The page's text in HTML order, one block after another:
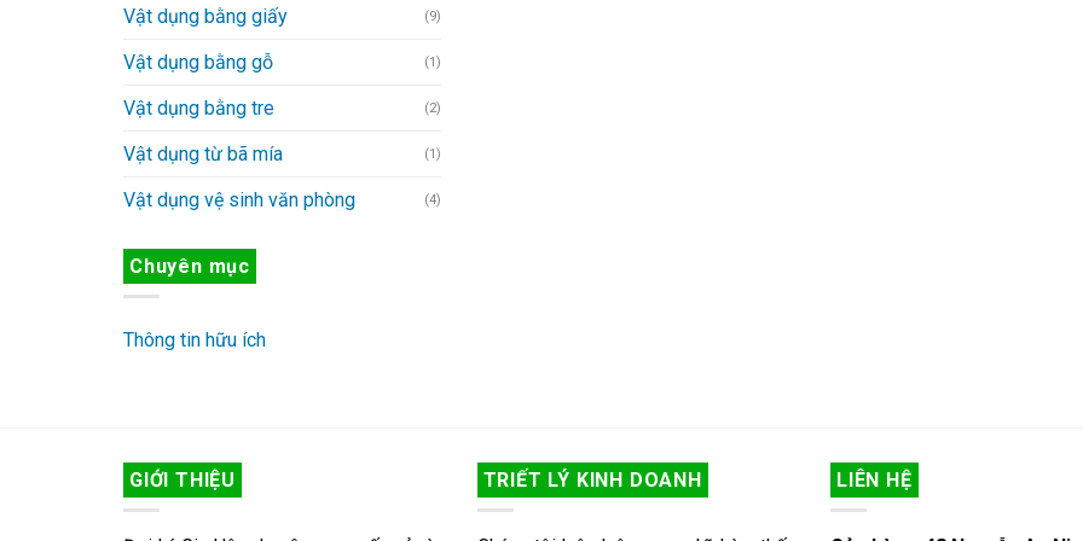
Vật dụng bằng giấy (9)
Vật dụng bằng gỗ (1)
Vật dụng bằng tre (2)
Vật dụng từ bã mía (1)
Vật dụng vệ sinh văn phòng (4)
Chuyên mục
Thông tin hữu ích
GIỚI THIỆU TRIẾT LÝ KINH DOANH LIÊN HỆ